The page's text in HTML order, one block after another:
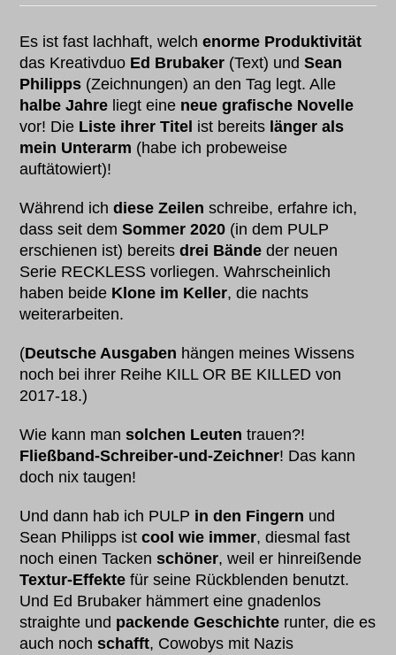
Es ist fast lachhaft, welchenorme Produktivität
das Kreativduo Ed Brubaker (Text) undSean
Philipps (Zeichnungen) an den Tag legt. Alle
halbe Jahre liegt eine neue grafische Novelle
vor! Die Liste ihrer Titel ist bereits länger als
mein Unterarm (habe ich probeweise
auftätowiert)!
Während ichdiese Zeilen schreibe, erfahre ich,
dass seit demSommer 2020 (in dem PULP
erschienen ist) bereitsdrei Bände der neuen
Serie RECKLESS vorliegen. Wahrscheinlich
haben beide Klone im Keller, die nachts
weiterarbeiten.
(Deutsche Ausgaben hängen meines Wissens
noch bei ihrer Reihe KILL OR BE KILLED von
2017-18.)
Wie kann mansolchen Leuten trauen?!
Fließband-Schreiber-und-Zeichner! Das kann
doch nix taugen!
Und dann hab ich PULP in den Fingern und
Sean Philipps istcool wie immer, diesmal fast
noch einen Tackenschöner, weil er hinreißende
Textur-Effekte für seine Rückblenden benutzt.
Und Ed Brubaker hämmert eine gnadenlos
straighte und packende Geschichte runter, die es
auch nochschafft, Cowobys mit Nazis